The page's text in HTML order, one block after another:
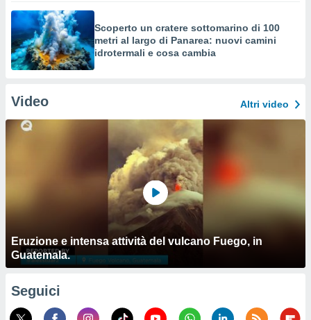
Scoperto un cratere sottomarino di 100
metri al largo di Panarea: nuovi camini
idrotermali e cosa cambia
Video Altri video
Eruzione e intensa attività del vulcano Fuego, in
Guatemala.
Seguici